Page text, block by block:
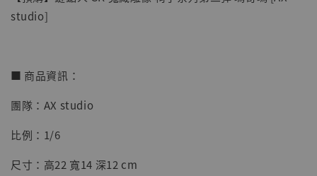
【店內現貨】七龍珠 系列蒐藏雕像 悟空 鳥山
明紀念款 [奇蹟工作室]
NT$ 5,580
studio]
■ 商品資訊：
團隊：AX studio
比例：1/6
尺寸：高22 寬14 深12 cm